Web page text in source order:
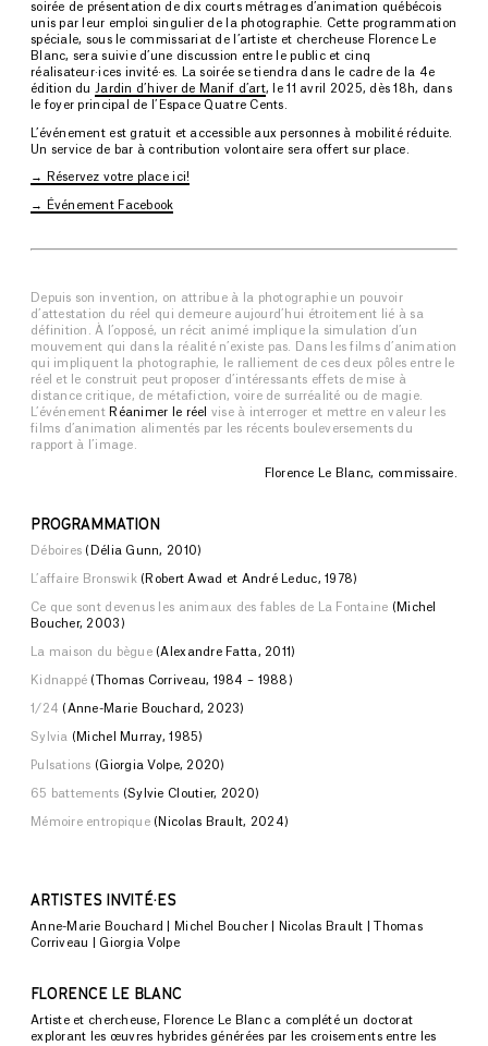
soirée de présentation de dix courts métrages d’animation québécois
unis par leur emploi singulier de la photographie. Cette programmation
spéciale, sous le commissariat de l’artiste et chercheuse Florence Le
Blanc, sera suivie d’une discussion entre le public et cinq
réalisateur·ices invité·es. La soirée se tiendra dans le cadre de la 4e
édition du
Jardin d’hiver de Manif d’art, le 11 avril 2025, dès 18h, dans
le foyer principal de l’Espace Quatre Cents.
L’événement est gratuit et accessible aux personnes à mobilité réduite.
Un service de bar à contribution volontaire sera offert sur place.
→ Réservez votre place ici!
→ Événement Facebook
Depuis son invention, on attribue à la photographie un pouvoir
d’attestation du réel qui demeure aujourd’hui étroitement lié à sa
définition. À l’opposé, un récit animé implique la simulation d’un
mouvement qui dans la réalité n’existe pas. Dans les films d’animation
qui impliquent la photographie, le ralliement de ces deux pôles entre le
réel et le construit peut proposer d’intéressants effets de mise à
distance critique, de métafiction, voire de surréalité ou de magie.
L’événement Réanimer le réel vise à interroger et mettre en valeur les
films d’animation alimentés par les récents bouleversements du
rapport à l’image.
Florence Le Blanc, commissaire.
PROGRAMMATION
Déboires (Délia Gunn, 2010)
L’affaire Bronswik (Robert Awad et André Leduc, 1978)
Ce que sont devenus les animaux des fables de La Fontaine (Michel
Boucher, 2003)
La maison du bègue(Alexandre Fatta, 2011)
Kidnappé (Thomas Corriveau, 1984 – 1988)
1/24 (Anne-Marie Bouchard, 2023)
Sylvia (Michel Murray, 1985)
Pulsations (Giorgia Volpe, 2020)
65 battements (Sylvie Cloutier, 2020)
Mémoire entropique (Nicolas Brault, 2024)
ARTISTES INVITÉ·ES
Anne-Marie Bouchard | Michel Boucher | Nicolas Brault | Thomas
Corriveau | Giorgia Volpe
FLORENCE LE BLANC
Artiste et chercheuse, Florence Le Blanc a complété un doctorat
explorant les œuvres hybrides générées par les croisements entre les